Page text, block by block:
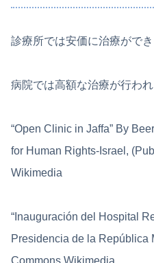
診療所では安価に治療ができ
病院では高額な治療が行われ
“Open Clinic in Jaffa” By
for Human Rights-Israel,
Wikimedia
“Inauguración del Hospital
Presidencia de la República
Commons Wikimedia